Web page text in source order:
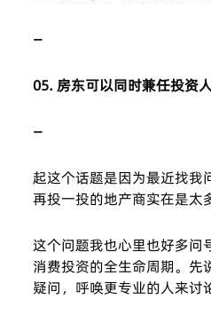
—
05. 房东可以同时兼任投资
—
起这个话题是因为最近找我
再投一投的地产商实在是
这个问题我也心里也好多问
消费投资的全生命周期。先
疑问，呼唤更专业的人来讨